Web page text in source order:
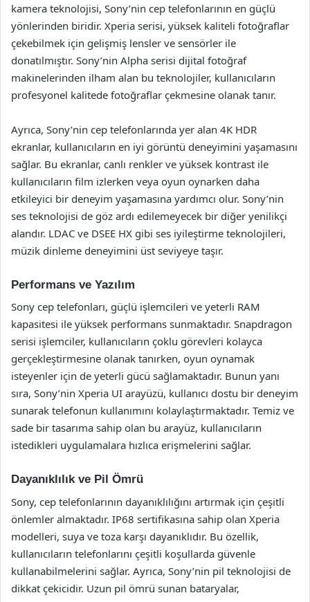
kamera teknolojisi, Sony’nin cep telefonlarının en güçlü
yönlerinden biridir. Xperia serisi, yüksek kaliteli fotoğraflar
çekebilmek için gelişmiş lensler ve sensörler ile
donatılmıştır. Sony’nin Alpha serisi dijital fotoğraf
makinelerinden ilham alan bu teknolojiler, kullanıcıların
profesyonel kalitede fotoğraflar çekmesine olanak tanır.
Ayrıca, Sony’nin cep telefonlarında yer alan 4K HDR
ekranlar, kullanıcıların en iyi görüntü deneyimini yaşamasını
sağlar. Bu ekranlar, canlı renkler ve yüksek kontrast ile
kullanıcıların film izlerken veya oyun oynarken daha
etkileyici bir deneyim yaşamasına yardımcı olur. Sony’nin
ses teknolojisi de göz ardı edilemeyecek bir diğer yenilikçi
alandır. LDAC ve DSEE HX gibi ses iyileştirme teknolojileri,
müzik dinleme deneyimini üst seviyeye taşır.
Performans ve Yazılım
Sony cep telefonları, güçlü işlemcileri ve yeterli RAM
kapasitesi ile yüksek performans sunmaktadır. Snapdragon
serisi işlemciler, kullanıcıların çoklu görevleri kolayca
gerçekleştirmesine olanak tanırken, oyun oynamak
isteyenler için de yeterli gücü sağlamaktadır. Bunun yanı
sıra, Sony’nin Xperia UI arayüzü, kullanıcı dostu bir deneyim
sunarak telefonun kullanımını kolaylaştırmaktadır. Temiz ve
sade bir tasarıma sahip olan bu arayüz, kullanıcıların
istedikleri uygulamalara hızlıca erişmelerini sağlar.
Dayanıklılık ve Pil Ömrü
Sony, cep telefonlarının dayanıklılığını artırmak için çeşitli
önlemler almaktadır. IP68 sertifikasına sahip olan Xperia
modelleri, suya ve toza karşı dayanıklıdır. Bu özellik,
kullanıcıların telefonlarını çeşitli koşullarda güvenle
kullanabilmelerini sağlar. Ayrıca, Sony’nin pil teknolojisi de
dikkat çekicidir. Uzun pil ömrü sunan bataryalar,